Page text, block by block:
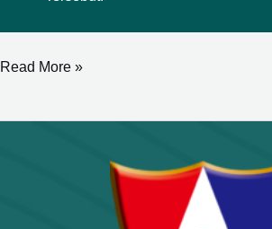
Read More »